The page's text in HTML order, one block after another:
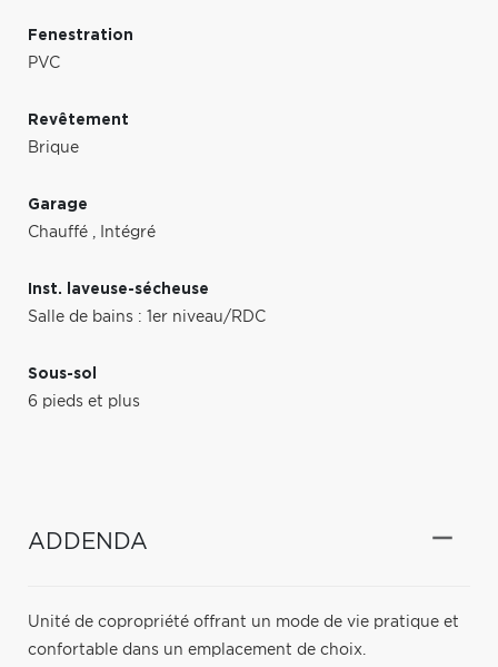
Fenestration
PVC
Revêtement
Brique
Garage
Chauffé , Intégré
Inst. laveuse-sécheuse
Salle de bains : 1er niveau/RDC
Sous-sol
6 pieds et plus
ADDENDA
Unité de copropriété offrant un mode de vie pratique et
confortable dans un emplacement de choix.